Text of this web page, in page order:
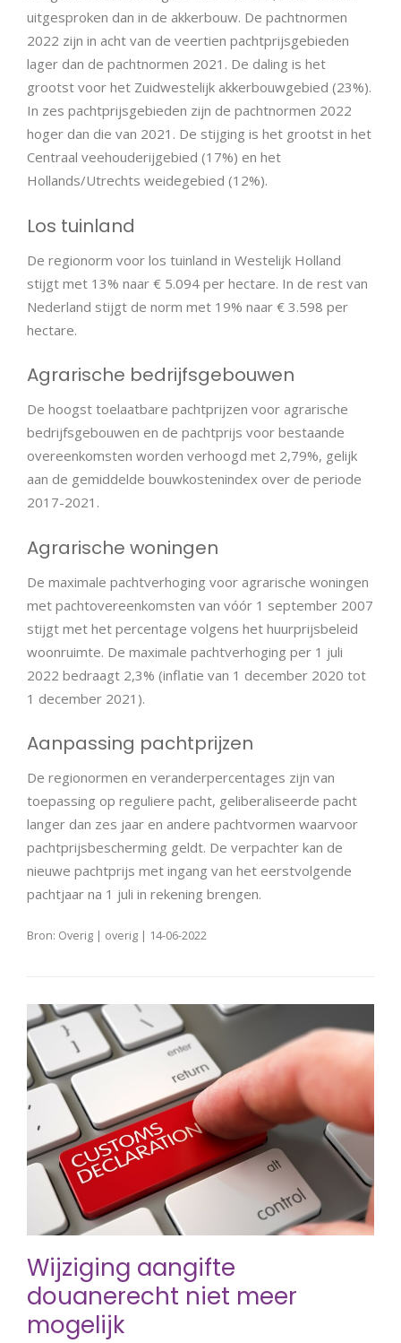
uitgesproken dan in de akkerbouw. De pachtnormen
2022 zijn in acht van de veertien pachtprijsgebieden
lager dan de pachtnormen 2021. De daling is het
grootst voor het Zuidwestelijk akkerbouwgebied (23%).
In zes pachtprijsgebieden zijn de pachtnormen 2022
hoger dan die van 2021. De stijging is het grootst in het
Centraal veehouderijgebied (17%) en het
Hollands/Utrechts weidegebied (12%).
Los tuinland
De regionorm voor los tuinland in Westelijk Holland
stijgt met 13% naar € 5.094 per hectare. In de rest van
Nederland stijgt de norm met 19% naar € 3.598 per
hectare.
Agrarische bedrijfsgebouwen
De hoogst toelaatbare pachtprijzen voor agrarische
bedrijfsgebouwen en de pachtprijs voor bestaande
overeenkomsten worden verhoogd met 2,79%, gelijk
aan de gemiddelde bouwkostenindex over de periode
2017-2021.
Agrarische woningen
De maximale pachtverhoging voor agrarische woningen
met pachtovereenkomsten van vóór 1 september 2007
stijgt met het percentage volgens het huurprijsbeleid
woonruimte. De maximale pachtverhoging per 1 juli
2022 bedraagt 2,3% (inflatie van 1 december 2020 tot
1 december 2021).
Aanpassing pachtprijzen
De regionormen en veranderpercentages zijn van
toepassing op reguliere pacht, geliberaliseerde pacht
langer dan zes jaar en andere pachtvormen waarvoor
pachtprijsbescherming geldt. De verpachter kan de
nieuwe pachtprijs met ingang van het eerstvolgende
pachtjaar na 1 juli in rekening brengen.
Bron: Overig | overig | 14-06-2022
Wijziging aangifte
douanerecht niet meer
mogelijk